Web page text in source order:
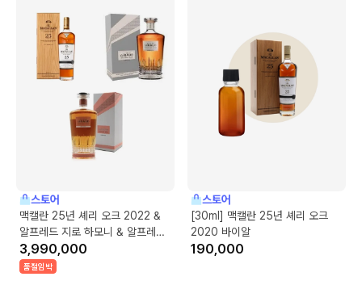
스토어
맥캘란 25년 셰리 오크 2022 &
알프레드 지로 하모니 & 알프레드
지로 헤리티지
3,990,000
품절임박
스토어
[30ml] 맥캘란 25년 셰리 오크
2020 바이알
190,000